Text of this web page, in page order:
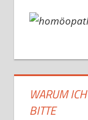
WARUM
BITTE